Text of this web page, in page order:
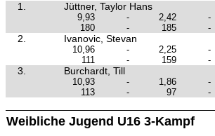
1. Jüttner, Taylor Hans
9,93 - 2,42 -
180
- 185 -
2. Ivanovic, Stevan
10,96 - 2,25 -
111
- 159 -
3. Burchardt, Till
10,93 - 1,86 -
113
- 97 -
Weibliche Jugend U16 3-Kampf